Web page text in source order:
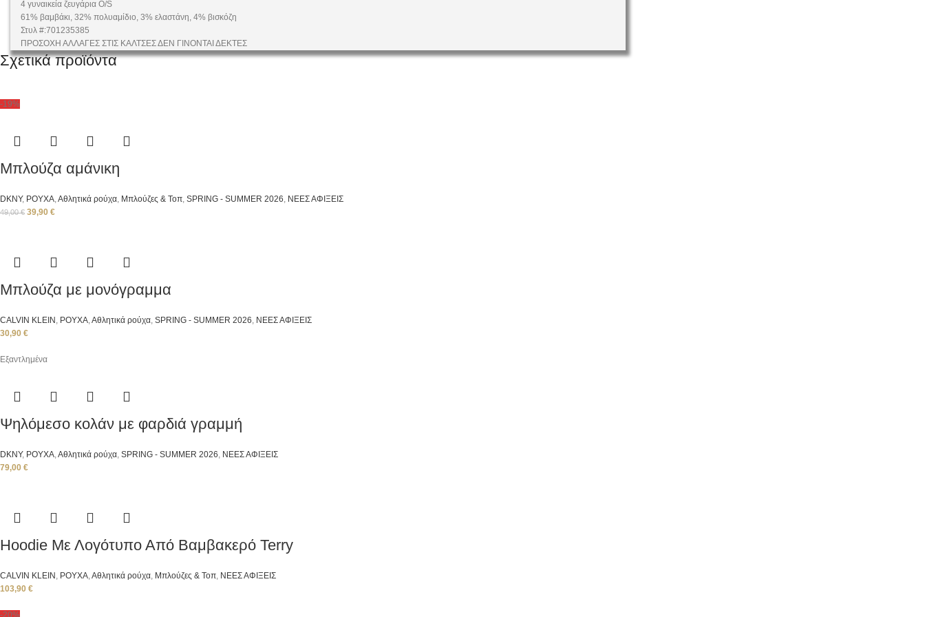
4 γυναικεία ζευγάρια O/S
61% βαμβάκι, 32% πολυαμίδιο, 3% ελαστάνη, 4% βισκόζη
Στυλ #:701235385
ΠΡΟΣΟΧΗ ΑΛΛΑΓΕΣ ΣΤΙΣ ΚΑΛΤΣΕΣ ΔΕΝ ΓΙΝΟΝΤΑΙ ΔΕΚΤΕΣ
Σχετικά προϊόντα
-19%
Μπλούζα αμάνικη
DKNY, ΡΟΥΧΑ,Αθλητικά ρούχα, Μπλούζες & Τοπ, SPRING - SUMMER 2026, ΝΕΕΣ ΑΦΙΞΕΙΣ
49,00€ 39,90 €
Μπλούζα με μονόγραμμα
CALVIN KLEIN , ΡΟΥΧΑ,Αθλητικά ρούχα, SPRING - SUMMER 2026, ΝΕΕΣ ΑΦΙΞΕΙΣ
30,90 €
Εξαντλημένα
Ψηλόμεσο κολάν με φαρδιά γραμμή
DKNY, ΡΟΥΧΑ,Αθλητικά ρούχα, SPRING - SUMMER 2026, ΝΕΕΣ ΑΦΙΞΕΙΣ
79,00 €
Hoodie Με Λογότυπο Από Βαμβακερό Terry
CALVIN KLEIN , ΡΟΥΧΑ,Αθλητικά ρούχα, Μπλούζες & Τοπ, ΝΕΕΣ ΑΦΙΞΕΙΣ
103,90 €
-20%